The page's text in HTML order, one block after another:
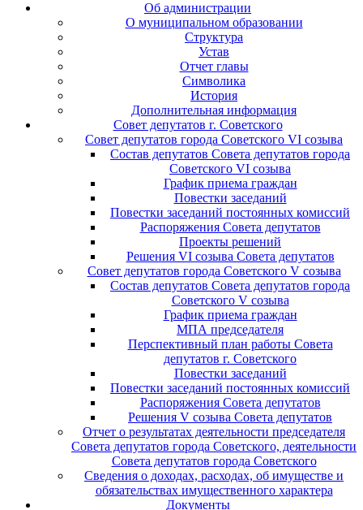
Об администрации
О муниципальном образовании
Структура
Устав
Отчет главы
Символика
История
Дополнительная информация
Совет депутатов г. Советского
Совет депутатов города Советского VI созыва
Состав депутатов Совета депутатов города
Советского VI созыва
График приема граждан
Повестки заседаний
Повестки заседаний постоянных комиссий
Распоряжения Совета депутатов
Проекты решений
Решения VI созыва Совета депутатов
Совет депутатов города Советского V созыва
Состав депутатов Совета депутатов города
Советского V созыва
График приема граждан
МПА председателя
Перспективный план работы Совета
депутатов г. Советского
Повестки заседаний
Повестки заседаний постоянных комиссий
Распоряжения Совета депутатов
Решения V созыва Совета депутатов
Отчет о результатах деятельности председателя
Совета депутатов города Советского, деятельности
Совета депутатов города Советского
Сведения о доходах, расходах, об имуществе и
обязательствах имущественного характера
Документы